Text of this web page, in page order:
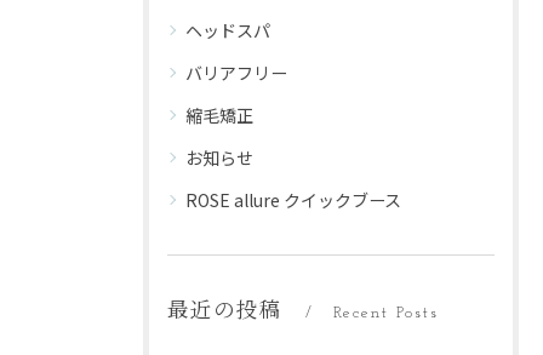
ヘッドスパ
バリアフリー
縮毛矯正
お知らせ
ROSE allure クイックブース
最近の投稿 Recent Posts